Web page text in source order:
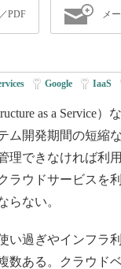
PDF メ
Google IaaS
as a Service
ム開発期間の短縮
理できなければ利
ラウドサービスを
らない。
い過ぎやインフラ
数ある。クラウド